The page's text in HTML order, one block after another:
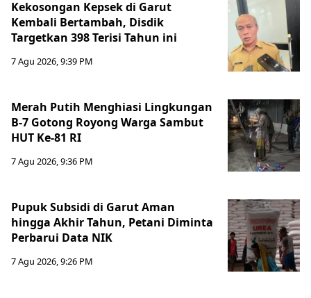
Kekosongan Kepsek di Garut
Kembali Bertambah, Disdik
Targetkan 398 Terisi Tahun ini
7 Agu 2026, 9:39 PM
Merah Putih Menghiasi Lingkungan
B-7 Gotong Royong Warga Sambut
HUT Ke-81 RI
7 Agu 2026, 9:36 PM
Pupuk Subsidi di Garut Aman
hingga Akhir Tahun, Petani Diminta
Perbarui Data NIK
7 Agu 2026, 9:26 PM